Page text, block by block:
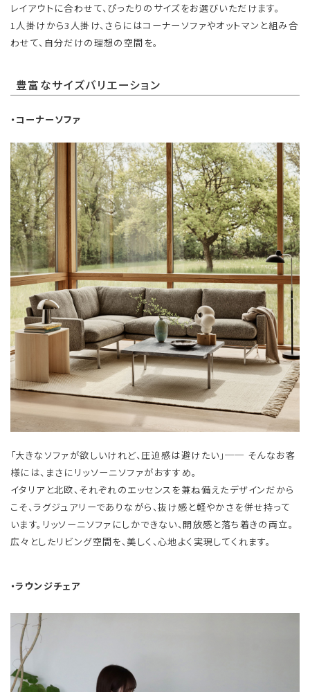
レイアウトに合わせて、ぴったりのサイズをお選びいただけます。
1人掛けから3人掛け、さらにはコーナーソファやオットマンと組み合
わせて、自分だけの理想の空間を。
豊富なサイズバリエーション
・コーナーソファ
「大きなソファが欲しいけれど、圧迫感は避けたい」── そんなお客
様には、まさにリッソーニソファがおすすめ。
イタリアと北欧、それぞれのエッセンスを兼ね備えたデザインだから
こそ、ラグジュアリーでありながら、抜け感と軽やかさを併せ持って
います。リッソーニソファにしかできない、開放感と落ち着きの両立。
広々としたリビング空間を、美しく、心地よく実現してくれます。
・ラウンジチェア